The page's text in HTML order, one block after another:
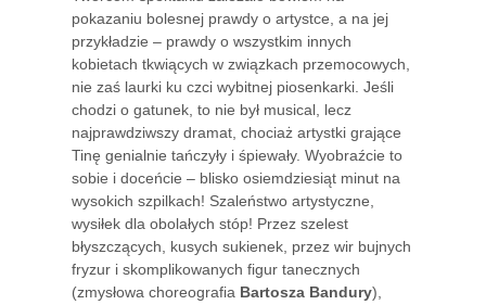
pokazaniu bolesnej prawdy o artystce, a na jej
przykładzie – prawdy o wszystkim innych
kobietach tkwiących w związkach przemocowych,
nie zaś laurki ku czci wybitnej piosenkarki. Jeśli
chodzi o gatunek, to nie był musical, lecz
najprawdziwszy dramat, chociaż artystki grające
Tinę genialnie tańczyły i śpiewały. Wyobraźcie to
sobie i doceńcie – blisko osiemdziesiąt minut na
wysokich szpilkach! Szaleństwo artystyczne,
wysiłek dla obolałych stóp! Przez szelest
błyszczących, kusych sukienek, przez wir bujnych
fryzur i skomplikowanych figur tanecznych
(zmysłowa choreografia Bartosza Bandury),